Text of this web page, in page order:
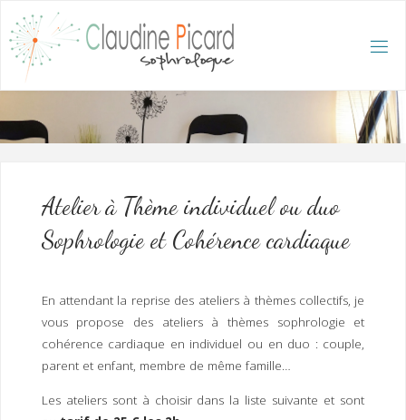
content
DIN
C
D :
/
PHR
O L
OG
H YP
NOT
HÉR
APE
QU
Atelier à Thème individuel ou duo
Sophrologie et Cohérence cardiaque
En attendant la reprise des ateliers à thèmes collectifs, je
vous propose des ateliers à thèmes sophrologie et
cohérence cardiaque en individuel ou en duo : couple,
parent et enfant, membre de même famille…
Les ateliers sont à choisir dans la liste suivante et sont